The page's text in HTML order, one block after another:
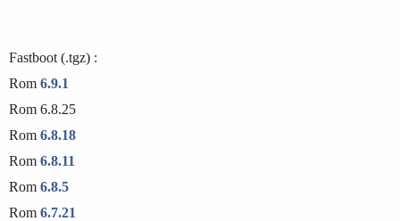
Fastboot (.tgz) :
Rom 6.9.1
Rom 6.8.25
Rom 6.8.18
Rom 6.8.11
Rom 6.8.5
Rom 6.7.21